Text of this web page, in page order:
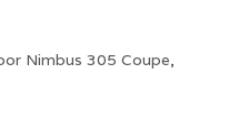
Nimbus 305 Coupe,